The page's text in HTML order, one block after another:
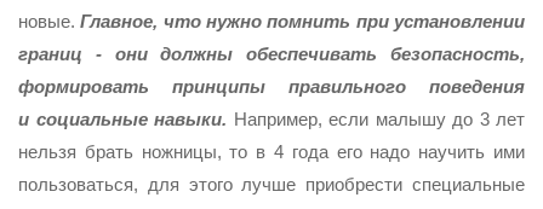
новые. Главное, что нужно помнить при установлении
границ - они должны обеспечивать безопасность,
формировать принципы правильного поведения
и социальные навыки. Например, если малышу до 3 лет
нельзя брать ножницы, то в 4 года его надо научить ими
пользоваться, для этого лучше приобрести специальные